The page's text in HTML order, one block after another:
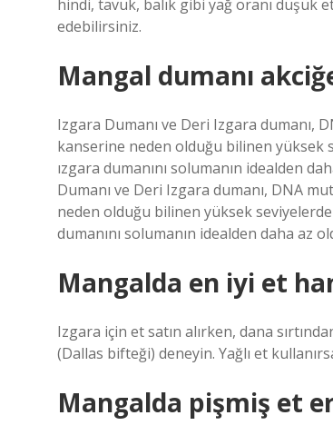
hindi, tavuk, balık gibi yağ oranı düşük
edebilirsiniz.
Mangal dumanı
Izgara Dumanı ve Deri Izgara dumanı,
kanserine neden olduğu bilinen yüksek
ızgara dumanını solumanın idealden
Dumanı ve Deri Izgara dumanı, DNA
neden olduğu bilinen yüksek
dumanını solumanın idealden daha az
Mangalda en iyi et
Izgara için et satın alırken, dana
(Dallas bifteği) deneyin. Yağlı et
Mangalda pişmiş et